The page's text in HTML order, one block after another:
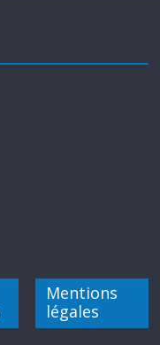
Mentions
légales